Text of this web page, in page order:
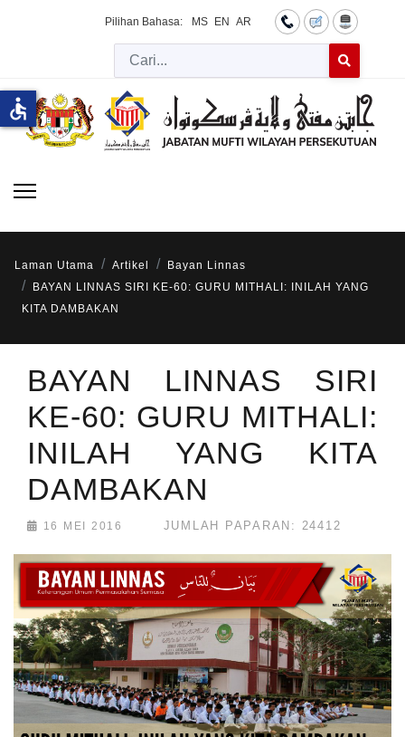
Pilihan Bahasa: MS EN AR
Cari
Laman Utama Artikel
Bayan Linnas
BAYAN LINNAS SIRI KE-60: GURU MITHALI: INILAH YANG
KITA DAMBAKAN
BAYAN LINNAS SIRI
KE-60: GURU MITHALI:
INILAH YANG KITA
DAMBAKAN
16 MEI 2016 JUMLAH PAPARAN: 24412
accessible